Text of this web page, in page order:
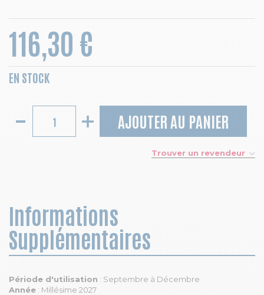
116,30 €
EN STOCK
AJOUTER AU PANIER
Trouver un revendeur
Informations
Supplémentaires
Période d'utilisation : Septembre à Décembre
Année : Millésime 2027